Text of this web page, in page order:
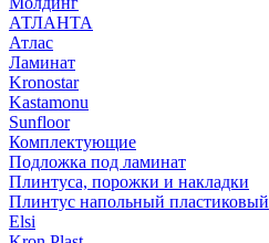
АТЛАНТА
Атлас
Ламинат
Kronostar
Kastamonu
Sunfloor
Комплектующие
Подложка под ламинат
Плинтуса, порожки и накладки
Плинтус напольный пластиковый
Elsi